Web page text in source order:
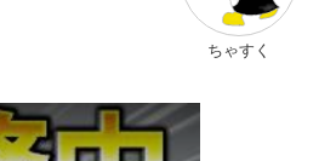
ちゃすく